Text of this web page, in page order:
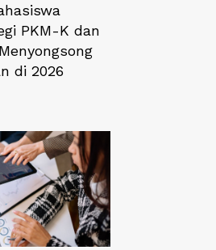
PKM-K dan
di 2026